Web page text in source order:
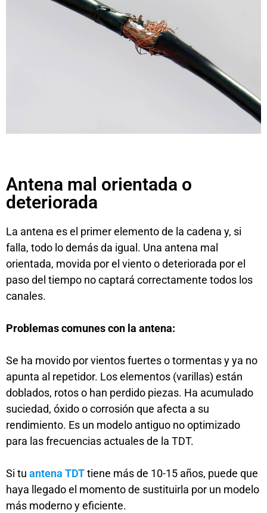
Antena mal orientada o
deteriorada
La antena es el primer elemento de la cadena y, si
falla, todo lo demás da igual. Una antena mal
orientada, movida por el viento o deteriorada por el
paso del tiempo no captará correctamente todos los
canales.
Problemas comunes con la antena:
Se ha movido por vientos fuertes o tormentas y ya no
apunta al repetidor. Los elementos (varillas) están
doblados, rotos o han perdido piezas. Ha acumulado
suciedad, óxido o corrosión que afecta a su
rendimiento. Es un modelo antiguo no optimizado
para las frecuencias actuales de la TDT.
Si tu antena TDTtiene más de 10-15 años, puede que
haya llegado el momento de sustituirla por un modelo
más moderno y eficiente.